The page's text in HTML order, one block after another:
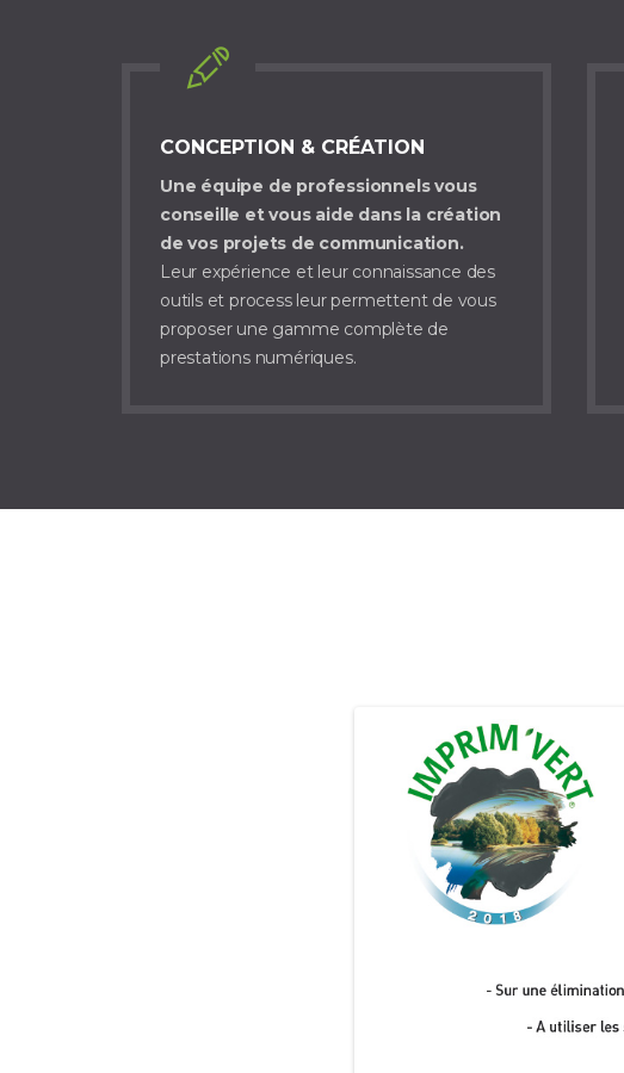
CONCEPTION & CRÉATION
Une équipe de professionnels vous
conseille et vous aide dans la création
de vos projets de communication.
Leur expérience et leur connaissance des
outils et process leur permettent de vous
proposer une gamme complète de
prestations numériques.